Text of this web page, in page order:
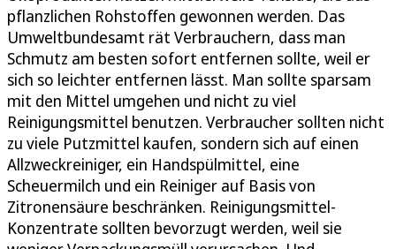
pflanzlichen Rohstoffen gewonnen werden. Das
Umweltbundesamt rät Verbrauchern, dass man
Schmutz am besten sofort entfernen sollte, weil er
sich so leichter entfernen lässt. Man sollte sparsam
mit den Mittel umgehen und nicht zu viel
Reinigungsmittel benutzen. Verbraucher sollten nicht
zu viele Putzmittel kaufen, sondern sich auf einen
Allzweckreiniger, ein Handspülmittel, eine
Scheuermilch und ein Reiniger auf Basis von
Zitronensäure beschränken. Reinigungsmittel-
Konzentrate sollten bevorzugt werden, weil sie